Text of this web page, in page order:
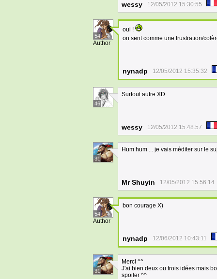
wessy 12/05/2012 15:30:55
54
Author
oui !
on sent comme une frustration/
nynadp 12/05/2012 15:35:32
46
Surtout autre XD
wessy 12/05/2012 15:48:57
31
Hum hum ... je vais méditer sur le
Mr Shuyin 12/05/2012 15:56:14
54
Author
bon courage X)
nynadp 12/06/2012 10:43:11
31
Merci ^^
J'ai bien deux ou trois idées mais
spoiler ^^